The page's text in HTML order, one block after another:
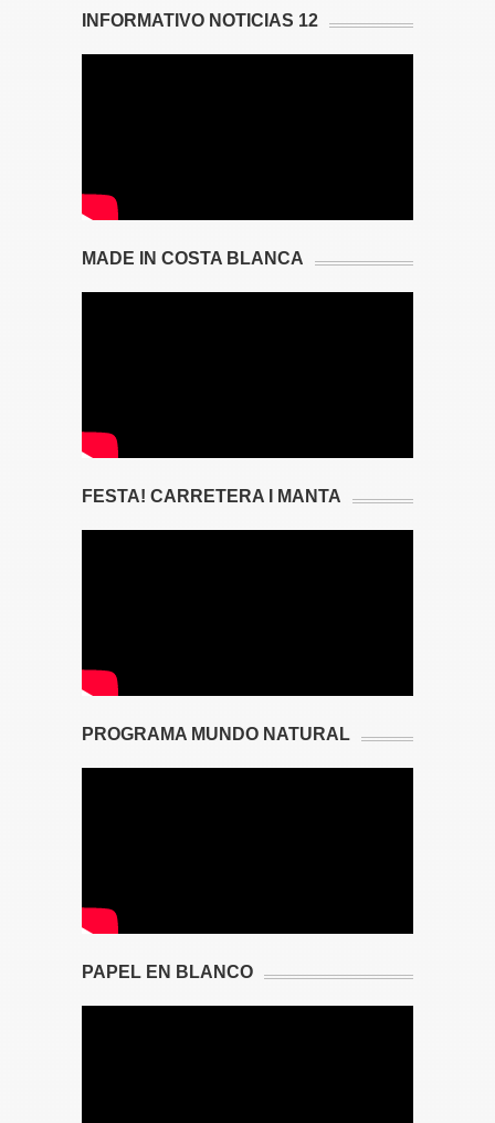
INFORMATIVO NOTICIAS 12
MADE IN COSTA BLANCA
FESTA! CARRETERA I MANTA
PROGRAMA MUNDO NATURAL
PAPEL EN BLANCO